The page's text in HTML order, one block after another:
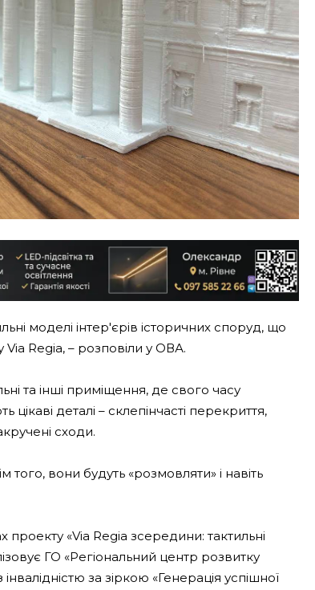
моделі інтер'єрів історичних споруд, що
Via Regia, – розповіли у ОВА.
та інші приміщення, де свого часу
деталі – склепінчасті перекриття,
сходи.
вони будуть «розмовляти» і навіть
«Via Regia зсередини: тактильні
ГО «Регіональний центр розвитку
за зіркою «Генерація успішної